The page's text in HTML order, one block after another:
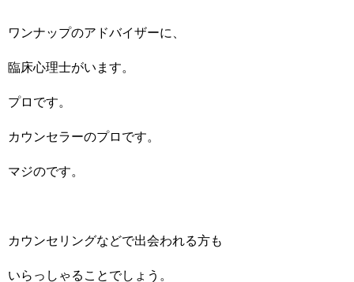
ワンナップのアドバイザーに、
臨床心理士がいます。
プロです。
カウンセラーのプロです。
マジのです。
カウンセリングなどで出会われる方も
いらっしゃることでしょう。